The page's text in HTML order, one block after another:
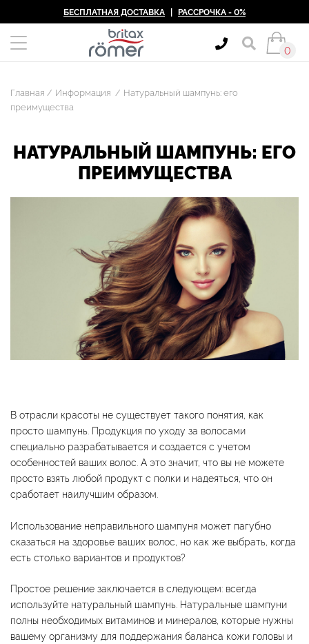
БЕСПЛАТНАЯ ДОСТАВКА | РАССРОЧКА - 0%
0
Главная Информация
Натуральный шампунь: его
преимущества
НАТУРАЛЬНЫЙ ШАМПУНЬ: ЕГО
ПРЕИМУЩЕСТВА
В отрасли красоты не существует такого понятия, как
просто шампунь. Продукция по уходу за волосами
специально разрабатывается и создается с учетом
особенностей ваших волос. А это значит, что вы не можете
просто взять любой продукт с полки и надеяться, что он
сработает наилучшим образом.
Использование неправильного шампуня может пагубно
сказаться на здоровье ваших волос, но как же выбрать, когда
есть столько вариантов и продуктов?
Простое решение заключается в следующем: всегда
используйте натуральный шампунь. Натуральные шампуни
полны необходимых витаминов и минералов, которые нужны
вашему организму для поддержания баланса кожи головы и